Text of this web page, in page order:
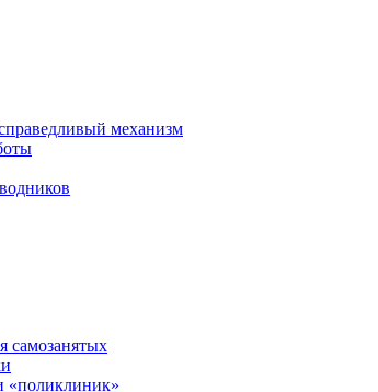
механизм
самозанятых
«поликлиник»